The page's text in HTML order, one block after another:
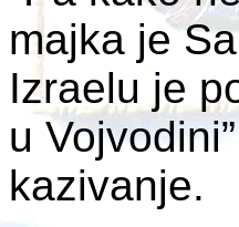
majka je
Izraelu je
u
kazivanje.